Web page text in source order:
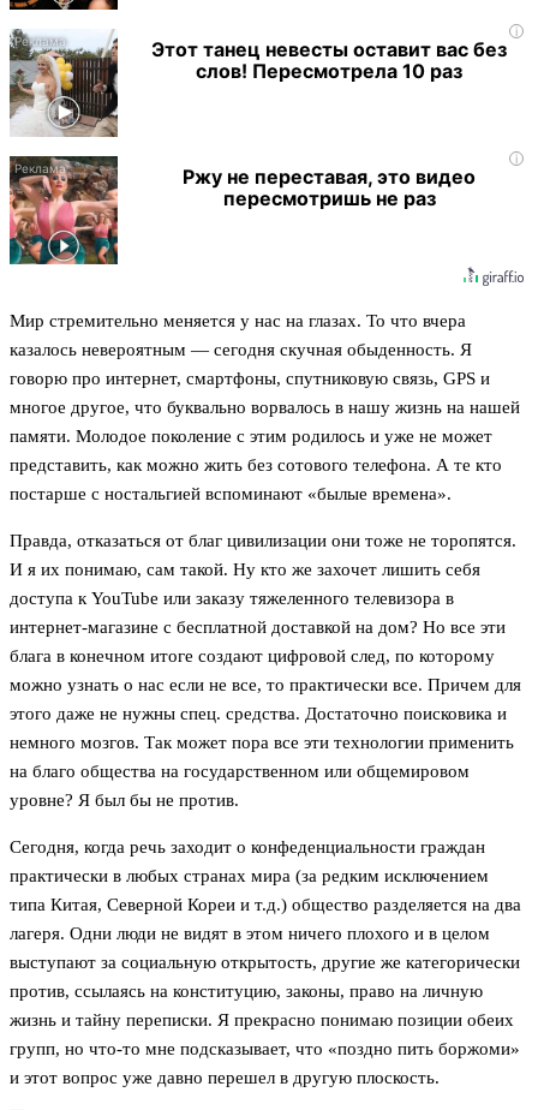
i
Этот танец невесты оставит вас без
слов! Пересмотрела 10 раз
i
Ржу не переставая, это видео
пересмотришь не раз
Мир стремительно меняется у нас на глазах. То что вчера
казалось невероятным — сегодня скучная обыденность. Я
говорю про интернет, смартфоны, спутниковую связь, GPS и
многое другое, что буквально ворвалось в нашу жизнь на нашей
памяти. Молодое поколение с этим родилось и уже не может
представить, как можно жить без сотового телефона. А те кто
постарше с ностальгией вспоминают «былые времена».
Правда, отказаться от благ цивилизации они тоже не торопятся.
И я их понимаю, сам такой. Ну кто же захочет лишить себя
доступа к YouTube или заказу тяжеленного телевизора в
интернет-магазине с бесплатной доставкой на дом? Но все эти
блага в конечном итоге создают цифровой след, по которому
можно узнать о нас если не все, то практически все. Причем для
этого даже не нужны спец. средства. Достаточно поисковика и
немного мозгов. Так может пора все эти технологии применить
на благо общества на государственном или общемировом
уровне? Я был бы не против.
Сегодня, когда речь заходит о конфеденциальности граждан
практически в любых странах мира (за редким исключением
типа Китая, Северной Кореи и т.д.) общество разделяется на два
лагеря. Одни люди не видят в этом ничего плохого и в целом
выступают за социальную открытость, другие же категорически
против, ссылаясь на конституцию, законы, право на личную
жизнь и тайну переписки. Я прекрасно понимаю позиции обеих
групп, но что-то мне подсказывает, что «поздно пить боржоми»
и этот вопрос уже давно перешел в другую плоскость.